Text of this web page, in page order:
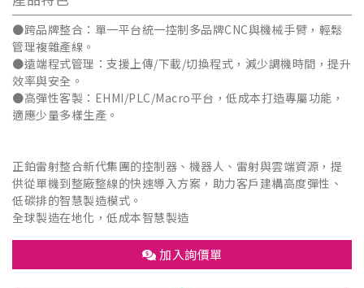
●跨品牌整合：單一平台統一控制多品牌CNC與機械手臂，輕鬆
管理複雜產線。
●遠端程式管理：支援上傳/下載/切換程式，減少調機時間，提升
效率與安全。
●高彈性客製：EHMI/PLC/Macro平台，低成本打造專屬功能，
適應少量多樣生產。
正鉑雷射整合新代集團的控制器、機器人、雷射與雲端資源，提
供從單機到整廠整線的快速導入方案，助力客戶建構高度彈性、
低碳排的智慧製造模式。
全球製造在地化，低成本智慧製造
加入詢價單